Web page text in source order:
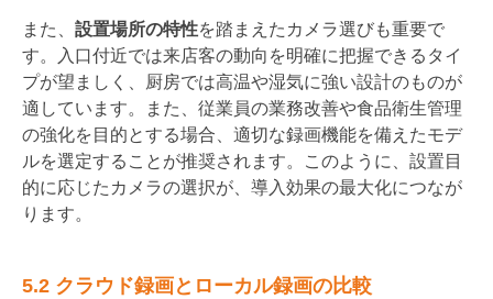
また、 設置場所の特性を踏まえたカメラ選びも重要で
す。入口付近では来店客の動向を明確に把握できるタイ
プが望ましく、厨房では高温や湿気に強い設計のものが
適しています。また、従業員の業務改善や食品衛生管理
の強化を目的とする場合、適切な録画機能を備えたモデ
ルを選定することが推奨されます。このように、設置目
的に応じたカメラの選択が、導入効果の最大化につなが
ります。
5.2 クラウド録画とローカル録画の比較